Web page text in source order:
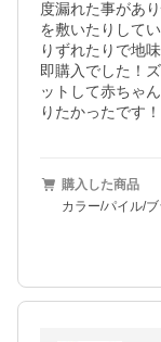
度漏れた事があ
を敷いたりして
りずれたりで地
即購入でした！
ットして赤ちゃ
りたかったです！
購入した商品
カラー/パイル/ブ